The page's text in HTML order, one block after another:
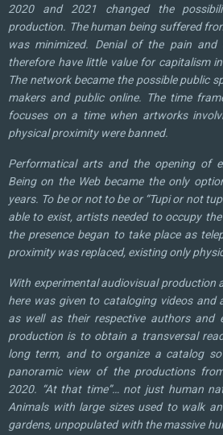
2020 and 2021 changed the
production. The human being suffered
was minimized. Denial of the pain and
therefore have little value for capitalism
The network became the possible public
makers and public online. The time
focuses on a time when artworks
physical proximity were banned.
Performatical arts and the opening of
Being on the Web became the only
years. To be or not to be or “Tupi or not
able to exist, artists needed to occupy
the presence began to take place as
proximity was replaced, existing only
With experimental audiovisual production
here was given to cataloging videos and
as well as their respective authors and
production is to obtain a transversal
long term, and to organize a catalog
panoramic view of the productions
2020. “At that time”… not just human
Animals with large sizes used to walk
gardens, unpopulated with the massive